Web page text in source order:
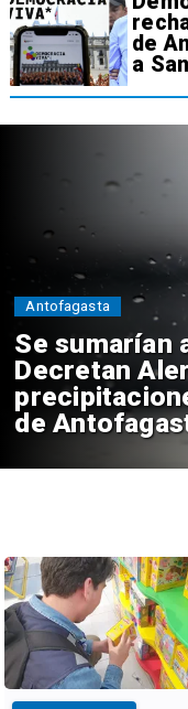
de
a
Se sumarían
Decretan
de
Antofagasta